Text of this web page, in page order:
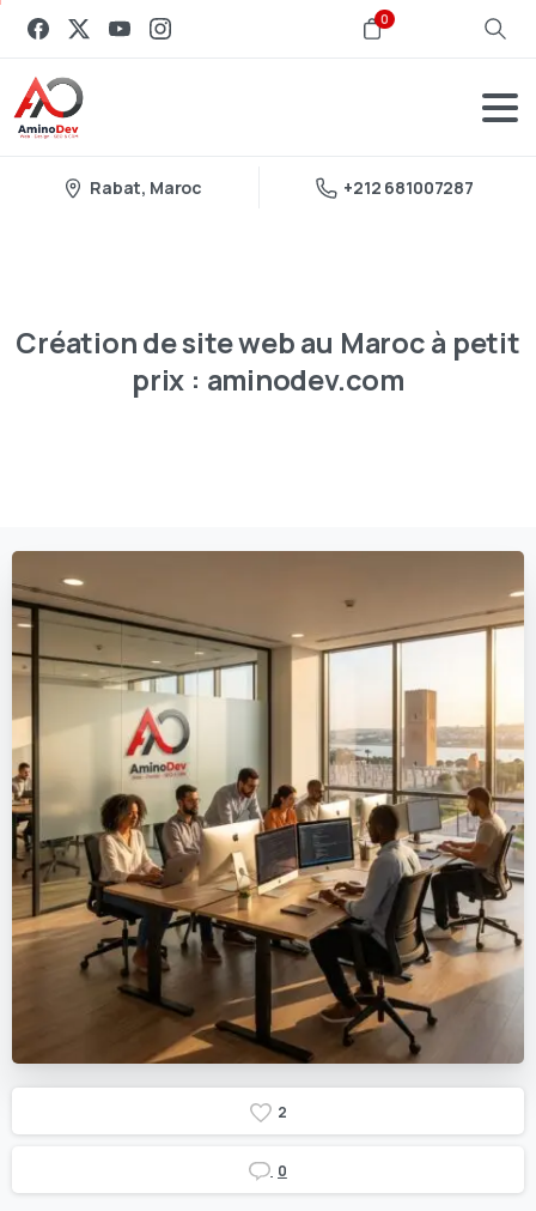
0
Rabat, Maroc +212 681007287
Créationdesitewebau Marocà petit
prix : aminodev.com
2
0